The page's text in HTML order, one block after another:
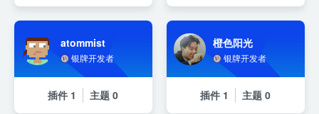
atommist
银牌开发者
插件 1 主题 0
橙色阳光
银牌开发者
插件 1 主题 0